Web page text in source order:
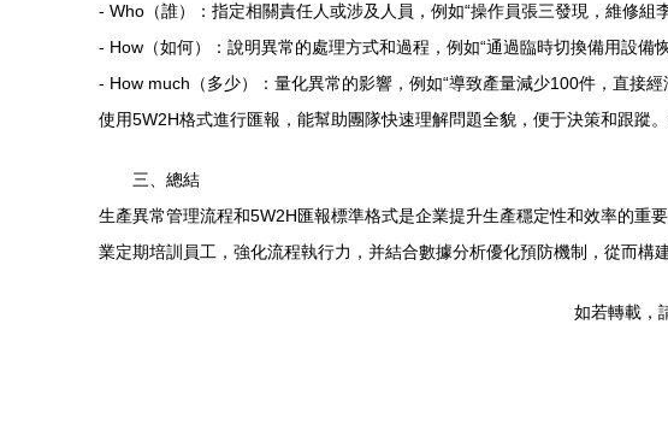
- Who（誰）：指定相關責任人或涉及人員，例如“操作員張三發現，維修組李
- How（如何）：說明異常的處理方式和過程，例如“通過臨時切換備用設備
- How much（多少）：量化異常的影響，例如“導致產量減少100件，直接經
使用5W2H格式進行匯報，能幫助團隊快速理解問題全貌，便于決策和跟蹤
三、總結
生產異常管理流程和5W2H匯報標準格式是企業提升生產穩定性和效率的重
業定期培訓員工，強化流程執行力，并結合數據分析優化預防機制，從而構
如若轉載，